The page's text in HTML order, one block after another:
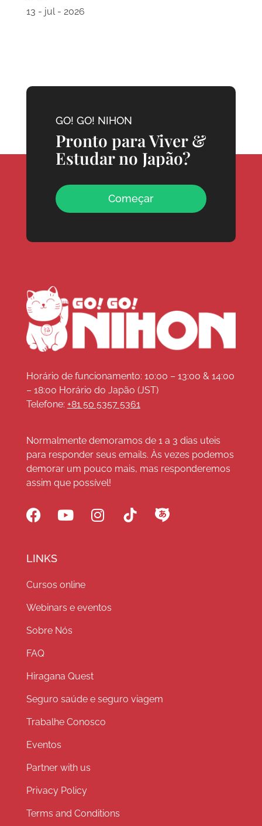
13 - jul - 2026
GO! GO! NIHON
Pronto para Viver &
Estudar no Japão?
Começar
Horário de funcionamento: 10:00 – 13:00 & 14:00
– 18:00 Horário do Japão (JST)
Telefone: +81 50 5357 5361
Normalmente demoramos de 1 a 3 dias uteis
para responder seus emails. Às vezes podemos
demorar um pouco mais, mas responderemos
assim que possível!
LINKS
Cursos online
Webinars e eventos
Sobre Nós
FAQ
Hiragana Quest
Seguro saúde e seguro viagem
Trabalhe Conosco
Eventos
Partner with us
Privacy Policy
Terms and Conditions